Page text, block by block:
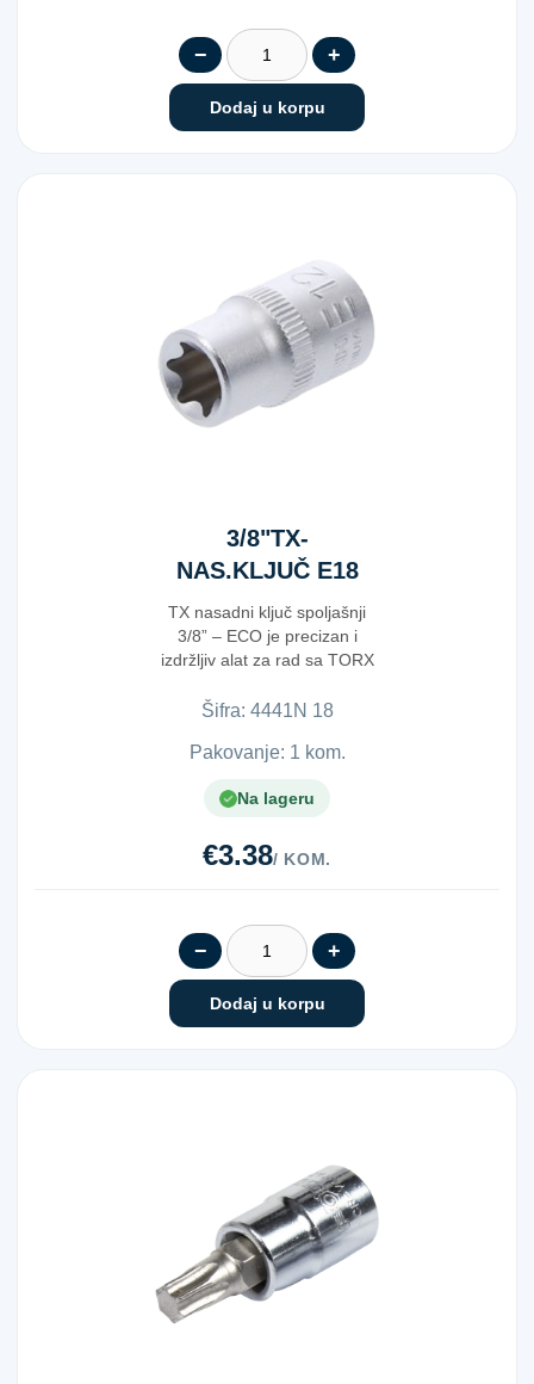
− +
Dodaj u korpu
3/8"TX-
NAS.KLJUČ E18
28MM ECO
TX nasadni ključ spoljašnji
3/8” – ECO je precizan i
izdržljiv alat za rad sa TORX
Šifra: 4​4​4​1​N​ ​1​8​
Pakovanje: 1 kom.
Na lageru
€3.38/ KOM.
− +
Dodaj u korpu